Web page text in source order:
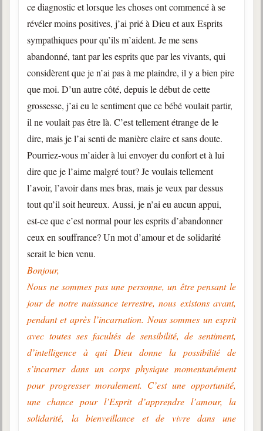
ce diagnostic et lorsque les choses ont commencé à se
révéler moins positives, j’ai prié à Dieu et aux Esprits
sympathiques pour qu’ils m’aident. Je me sens
abandonné, tant par les esprits que par les vivants, qui
considèrent que je n’ai pas à me plaindre, il y a bien pire
que moi. D’un autre côté, depuis le début de cette
grossesse, j’ai eu le sentiment que ce bébé voulait partir,
il ne voulait pas être là. C’est tellement étrange de le
dire, mais je l’ai senti de manière claire et sans doute.
Pourriez-vous m’aider à lui envoyer du confort et à lui
dire que je l’aime malgré tout? Je voulais tellement
l’avoir, l’avoir dans mes bras, mais je veux par dessus
tout qu’il soit heureux. Aussi, je n’ai eu aucun appui,
est-ce que c’est normal pour les esprits d’abandonner
ceux en souffrance? Un mot d’amour et de solidarité
serait le bien venu.
Bonjour,
Nous ne sommes pas une personne, un être pensant le
jour de notre naissance terrestre, nous existons avant,
pendant et après l’incarnation. Nous sommes un esprit
avec toutes ses facultés de sensibilité, de sentiment,
d’intelligence à qui Dieu donne la possibilité de
s’incarner dans un corps physique momentanément
pour progresser moralement. C’est une opportunité,
une chance pour l’Esprit d’apprendre l’amour, la
solidarité, la bienveillance et de vivre dans une